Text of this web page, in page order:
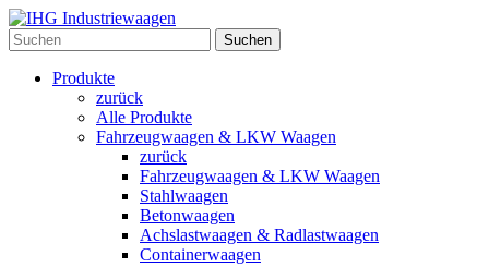
Suchen
Produkte
zurück
Alle Produkte
Fahrzeugwaagen & LKW Waagen
zurück
Fahrzeugwaagen & LKW Waagen
Stahlwaagen
Betonwaagen
Achslastwaagen & Radlastwaagen
Containerwaagen